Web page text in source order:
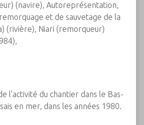
(navire), Autoreprésentation,
et de sauvetage de la
(rivière), Niari (remorqueur)
l'activité du chantier dans le Bas-
en mer, dans les années 1980.